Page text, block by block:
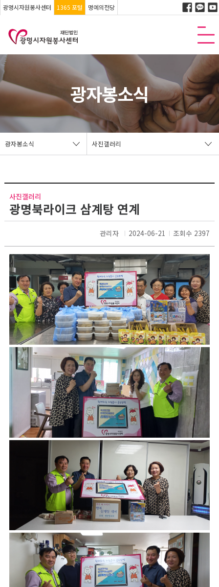
광명시자원봉사센터 1365 포털 명예의전당
광자봉소식
광자봉소식 사진갤러리
사진갤러리
광명북라이크 삼계탕 연계
조회수 2397
2024-06-21
관리자